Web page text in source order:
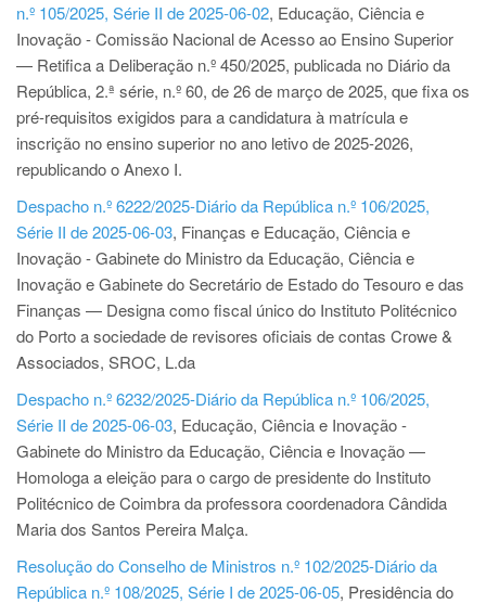
n.º 105/2025, Série II de 2025-06-02, Educação, Ciência e
Inovação - Comissão Nacional de Acesso ao Ensino Superior
— Retifica a Deliberação n.º 450/2025, publicada no Diário da
República, 2.ª série, n.º 60, de 26 de março de 2025, que fixa os
pré-requisitos exigidos para a candidatura à matrícula e
inscrição no ensino superior no ano letivo de 2025-2026,
republicando o Anexo I.
Despacho n.º 6222/2025-Diário da República n.º 106/2025,
Série II de 2025-06-03, Finanças e Educação, Ciência e
Inovação - Gabinete do Ministro da Educação, Ciência e
Inovação e Gabinete do Secretário de Estado do Tesouro e das
Finanças — Designa como fiscal único do Instituto Politécnico
do Porto a sociedade de revisores oficiais de contas Crowe &
Associados, SROC, L.da
Despacho n.º 6232/2025-Diário da República n.º 106/2025,
Série II de 2025-06-03, Educação, Ciência e Inovação -
Gabinete do Ministro da Educação, Ciência e Inovação —
Homologa a eleição para o cargo de presidente do Instituto
Politécnico de Coimbra da professora coordenadora Cândida
Maria dos Santos Pereira Malça.
Resolução do Conselho de Ministros n.º 102/2025-Diário da
República n.º 108/2025, Série I de 2025-06-05, Presidência do